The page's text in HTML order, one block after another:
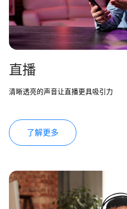
直播
清晰透亮的声音让直播更具吸引力
了解更多